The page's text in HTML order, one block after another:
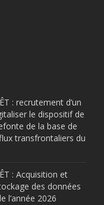
: recrutement d’un
le dispositif de
de la base de
transfrontaliers du
: Acquisition et
des données
l’année 2026